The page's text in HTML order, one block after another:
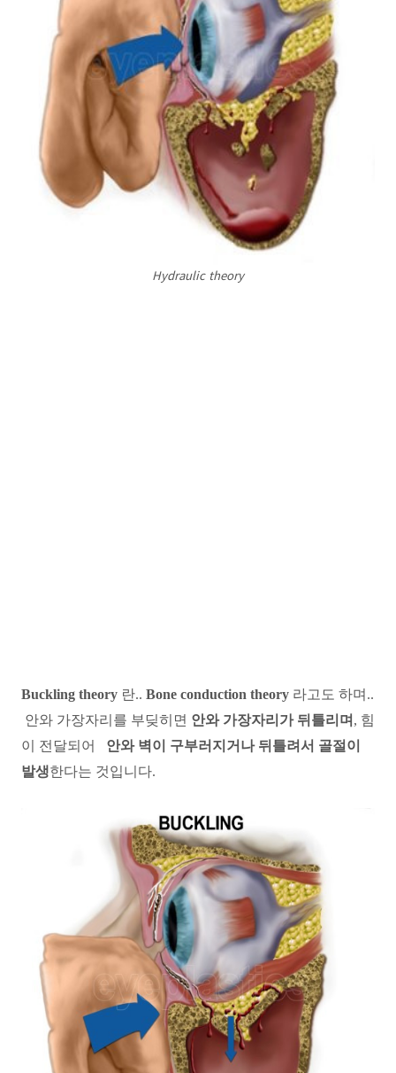
Hydraulic theory
Buckling theory 란.. Bone conduction theory 라고도 하며..
안와 가장자리를 부딪히면 안와 가장자리가 뒤틀리며 , 힘
이 전달되어 안와 벽이 구부러지거나 뒤틀려서 골절이
발생한다는 것입니다.